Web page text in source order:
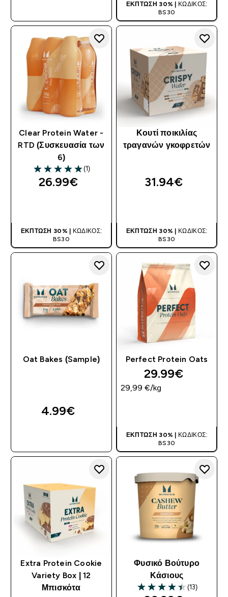
ΈΚΠΤΩΣΗ 30% |
ΚΩΔΙΚΌΣ:
BS30
Clear Protein Water -
RTD (Συσκευασία των
6)
5 out of 5 stars
(1)
26.99€‎
ΈΚΠΤΩΣΗ 30% | ΚΩΔΙΚΌΣ:
BS30
Κουτί ποικιλίας
τραγανών γκοφρετών
31.94€‎
ΈΚΠΤΩΣΗ 30% | ΚΩΔΙΚΌΣ:
BS30
Oat Bakes (Sample)
4.99€‎
Perfect Protein Oats
29.99€‎
29,99 €‎/kg
ΈΚΠΤΩΣΗ 30% | ΚΩΔΙΚΌΣ:
BS30
Extra Protein Cookie
Variety Box | 12
Μπισκότα
Φυσικό Βούτυρο
Κάσιους
4.46 out of 5 stars
(13)